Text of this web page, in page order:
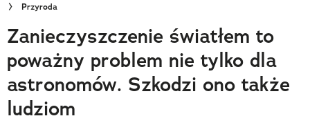
Wielki Konkurs Fotograficzny
Trendbook Podróżniczy
Polecane
Przyroda
Zanieczyszczenie światłem to
poważny problem nie tylko dla
astronomów. Szkodzi ono także
ludziom